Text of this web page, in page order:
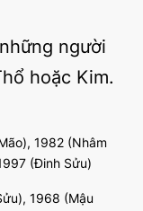
người
hoặc Kim.
1982 (Nhâm
(Đinh Sửu)
1968 (Mậu